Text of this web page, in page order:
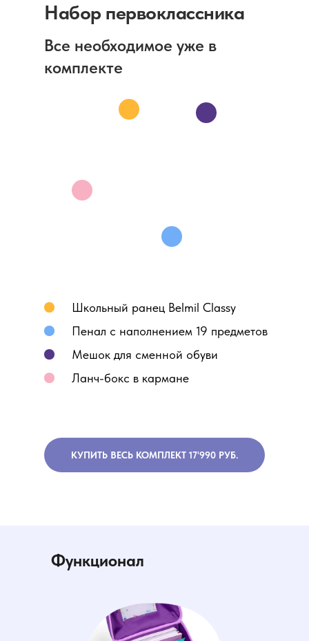
Ланч-бокс в кармане
Мешок для сменной обуви
Пенал с наполнением 19 предметов
Школьный ранец Belmil Classy
Набор первоклассника
Все необходимое уже в
комплекте
КУПИТЬ ВЕСЬ КОМПЛЕКТ 17'990 РУБ.
Функционал